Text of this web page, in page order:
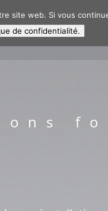
EVENTS
site web. Si vous
de confidentialité.